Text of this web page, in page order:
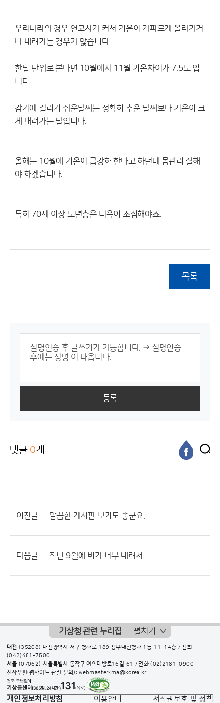
우리나라의 경우 연교차가 커서 기온이 가파르게 올라가거
나 내려가는 경우가 많습니다.
한달 단위로 본다면 10월에서 11월 기온차이가 7.5도 입
니다.
감기에 걸리기 쉬운날씨는 정확히 추운 날씨보다 기온이 크
게 내려가는 날입니다.
올해는 10월에 기온이 급강하 한다고 하던데 몸관리 잘해
야 하겠습니다.
특히 70세 이상 노년층은 더욱이 조심해야죠.
목록
등록
댓글 0개
이전글 말끔한 게시판 보기도 좋군요.
다음글 작년 9월에 비가 너무 내려서
기상청 관련 누리집 펼치기
대전 (35208) 대전광역시 서구 청사로 189 정부대전청사 1동 11~14층 / 전화
(042)481-7500
서울 (07062) 서울특별시 동작구 여의대방로16길 61 / 전화(02)2181-0900
전자우편(웹사이트 관련 문의): webmasterkma@korea.kr
개인정보처리방침 이용안내 저작권보호 및 정책